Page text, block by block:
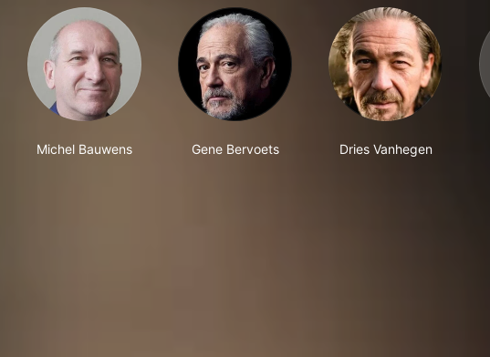
Michel Bauwens Gene Bervoets Dries Vanhegen